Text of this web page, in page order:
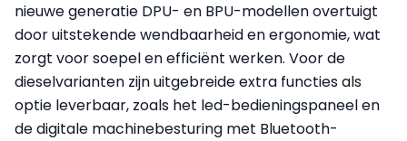
nieuwe generatie DPU- en BPU-modellen overtuigt
door uitstekende wendbaarheid en ergonomie, wat
zorgt voor soepel en efficiënt werken. Voor de
dieselvarianten zijn uitgebreide extra functies als
optie leverbaar, zoals het led-bedieningspaneel en
de digitale machinebesturing met Bluetooth-